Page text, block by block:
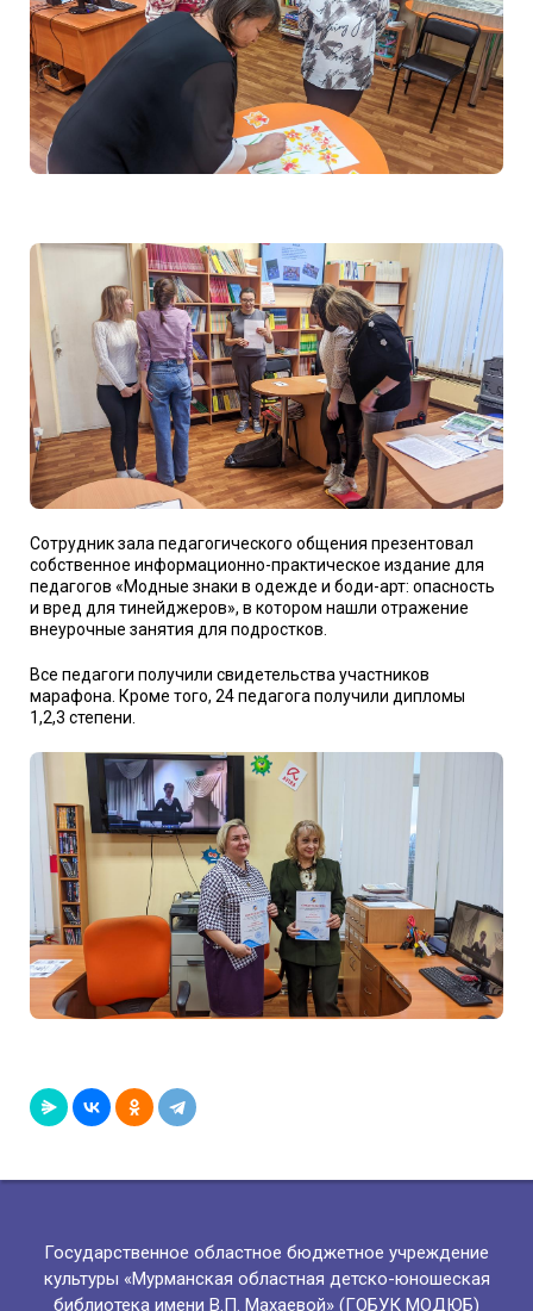
Сотрудник зала педагогического общения презентовал
собственное информационно-практическое издание для
педагогов «Модные знаки в одежде и боди-арт: опасность
и вред для тинейджеров», в котором нашли отражение
внеурочные занятия для подростков.
Все педагоги получили свидетельства участников
марафона. Кроме того, 24 педагога получили дипломы
1,2,3 степени.
Государственное областное бюджетное учреждение
культуры «Мурманская областная детско-юношеская
библиотека имени В.П. Махаевой» (ГОБУК МОДЮБ)